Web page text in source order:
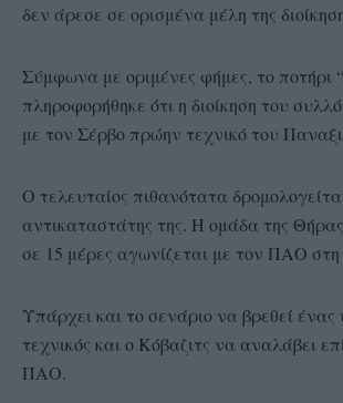
δεν άρεσε σε ορισμένα μέλη της
Σύμφωνα με οριμένες φήμες, το ποτήρι
πληροφορήθηκε ότι η διοίκηση του
με τον Σέρβο πρώην τεχνικό του
Ο τελευταίος πιθανότατα
αντικαταστάτης της. Η ομάδα της
σε 15 μέρες αγωνίζεται με τον ΠΑΟ
Υπάρχει και το σενάριο να βρεθεί ένας
τεχνικός και ο Κόβαζιτς να αναλάβει
ΠΑΟ.